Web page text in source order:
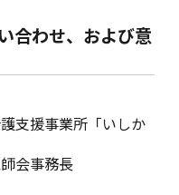
合わせ、および意
支援事業所「いしか
会事務長